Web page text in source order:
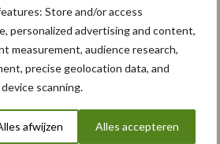
Store and/or access
personalized advertising and content,
measurement, audience research,
precise geolocation data, and
scanning.
afwijzen Alles accepteren
Partner nieuws
Toon meer